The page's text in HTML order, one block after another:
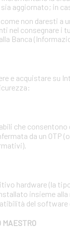
aggiornato; in
come non daresti
nel consegnare i
Banca
e acquistare su
che consentono
da un OTP
hardware (la
insieme
del
MAESTRO